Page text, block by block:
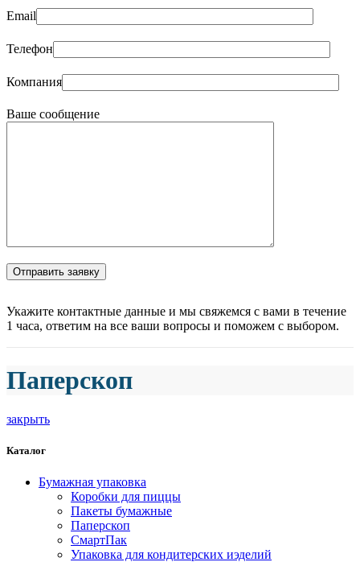
Email
Телефон
Компания
Ваше сообщение
Укажите контактные данные и мы свяжемся с вами в течение
1 часа, ответим на все ваши вопросы и поможем с выбором.
Паперскоп
закрыть
Каталог
Бумажная упаковка
Коробки для пиццы
Пакеты бумажные
Паперскоп
СмартПак
Упаковка для кондитерских иэделий